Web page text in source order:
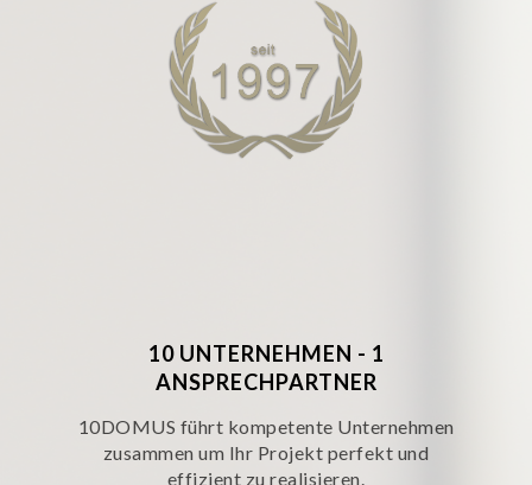
10 UNTERNEHMEN - 1
ANSPRECHPARTNER
10DOMUS führt kompetente Unternehmen
zusammen um Ihr Projekt perfekt und
effizient zu realisieren.